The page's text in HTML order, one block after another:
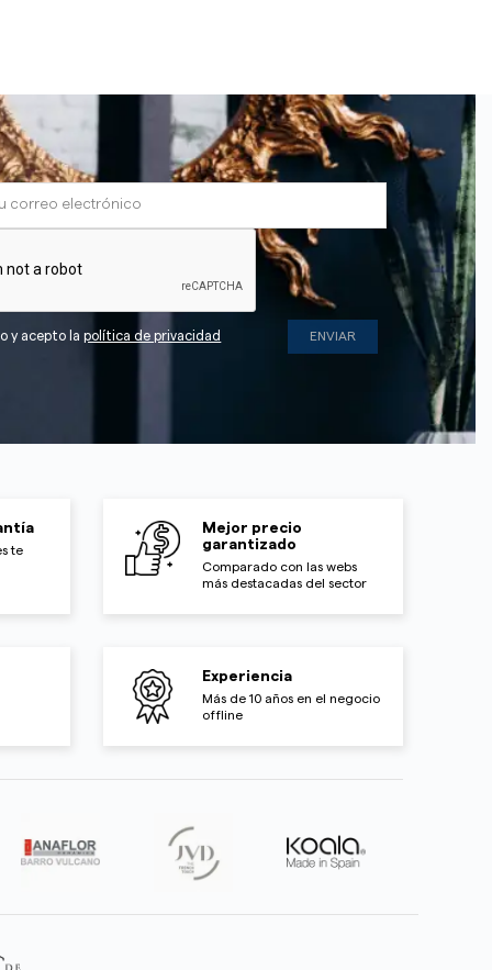
y acepto lapolítica de privacidad
te
Mejor precio
garantizado
Comparado con las webs
más destacadas del sector
Experiencia
Más de 10 años en el negocio
offline